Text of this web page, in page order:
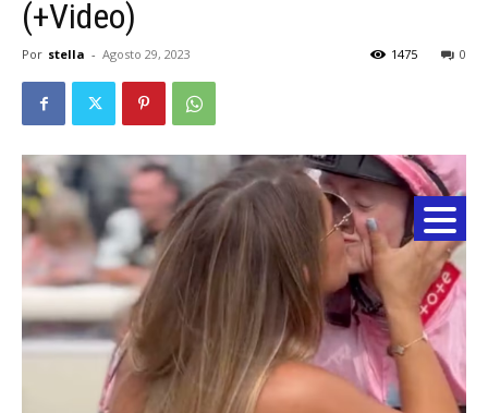
(+Video)
Por stella - Agosto 29, 2023 0
1475